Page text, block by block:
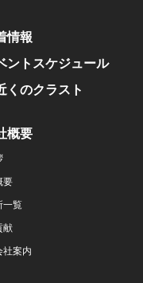
情報
ントスケジュール
くのクラスト
概要
要
一覧
献
社案内